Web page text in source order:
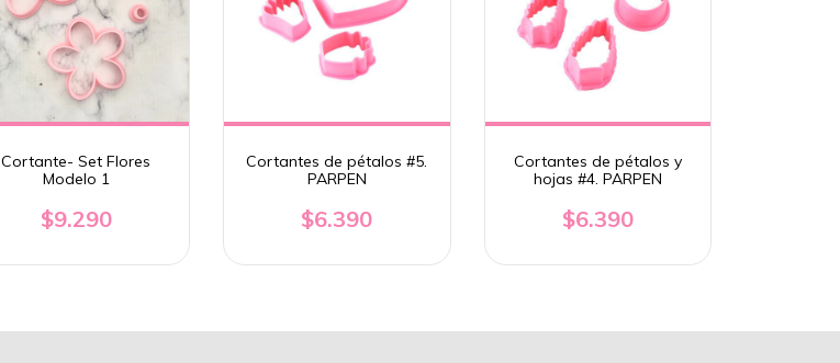
Cortante- Set Flores
Modelo 1
$9.290
Cortantes de pétalos #5.
PARPEN
$6.390
Cortantes de pétalos y
hojas #4. PARPEN
$6.390